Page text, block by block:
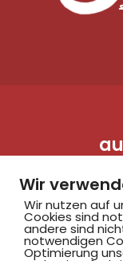
Wir
Wir nutzen auf
Cookies sind
andere sind
notwendigen
Optimierung